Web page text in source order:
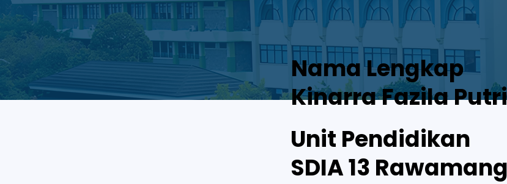
Nama Lengkap
Kinarra Fazila Putri
Unit Pendidikan
SDIA 13